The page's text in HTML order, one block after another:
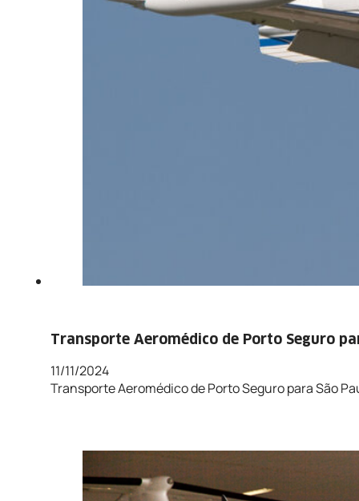
Transporte Aeromédico de Porto Seguro
11/11/2024
Transporte Aeromédico de Porto Seguro para São